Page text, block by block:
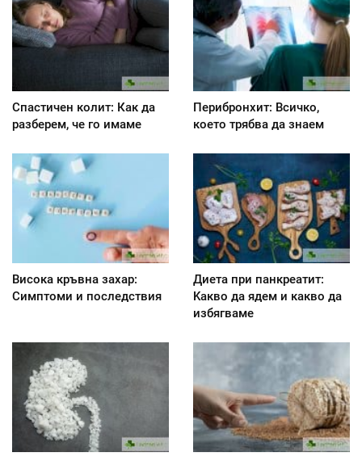
Спастичен колит: Как да
разберем, че го имаме
Перибронхит: Всичко,
което трябва да знаем
Висока кръвна захар:
Симптоми и последствия
Диета при панкреатит:
Kакво да ядем и какво да
избягваме